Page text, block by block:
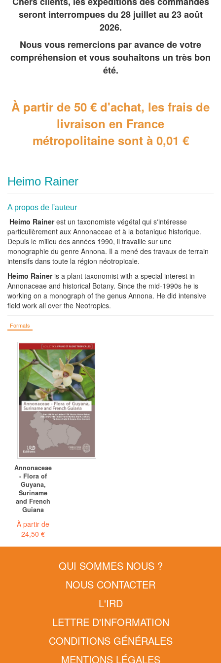
seront interrompues du 28 juillet au 23 août
2026.
Nous vous remercions par avance de votre
compréhension et vous souhaitons un très bon
été.
À partir de 50 € d'achat, les frais de
livraison en France
métropolitainesont à 0,01 €
Heimo Rainer
A propos de l'auteur
Heimo Rainerest un taxonomiste végétal qui s'intéresse
particulièrement aux Annonaceae et à la botanique historique.
Depuis le milieu des années 1990, il travaille sur une
monographie du genre Annona. Il a mené des travaux de terrain
intensifs dans toute la région néotropicale.
Heimo Raineris a plant taxonomist with a special interest in
Annonaceae and historical Botany. Since the mid-1990s he is
working on a monograph of the genus Annona. He did intensive
field work all over the Neotropics.
Formats
Annonaceae
- Flora of
Guyana,
Suriname
and French
Guiana
À partir de
24,50 €
QUI SOMMES NOUS ?
NOUS CONTACTER
L'IRD
LETTRE D'INFORMATION
CONDITIONS GÉNÉRALES
MENTIONS LÉGALES